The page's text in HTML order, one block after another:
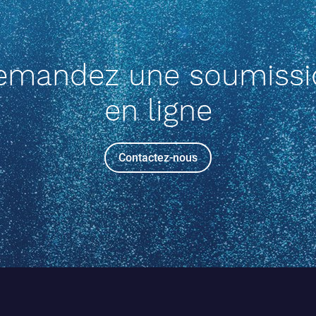
une
en ligne
Contactez-nous